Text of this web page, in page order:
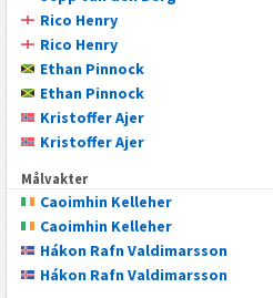
Rico Henry
Rico Henry
Ethan Pinnock
Ethan Pinnock
Kristoffer Ajer
Kristoffer Ajer
Målvakter
Caoimhin Kelleher
Caoimhin Kelleher
Hákon Rafn Valdimarsson
Hákon Rafn Valdimarsson